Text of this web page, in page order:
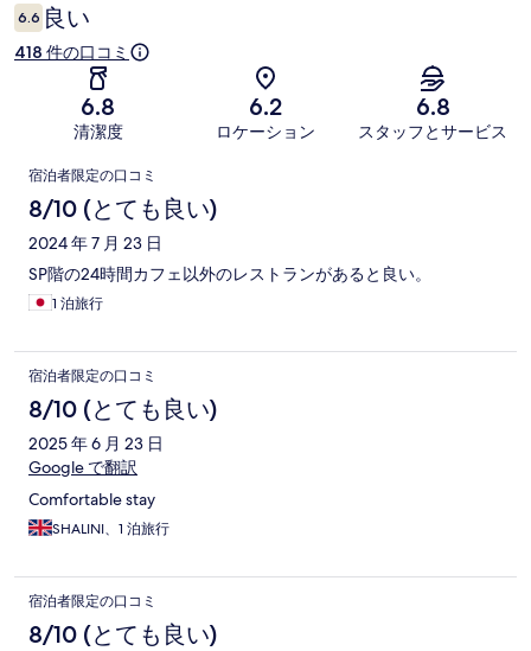
6.6 良い
418 件の口コミ
6.8
清潔度
6.2
ロケーション
6.8
スタッフとサービス
口
コ
ミ
宿泊者限定の口コミ
8/10 (とても良い)
2024 年 7 月 23 日
SP階の24時間カフェ以外のレストランがあると良い。
1 泊旅行
宿泊者限定の口コミ
8/10 (とても良い)
2025 年 6 月 23 日
Google で翻訳
Comfortable stay
SHALINI、1 泊旅行
宿泊者限定の口コミ
8/10 (とても良い)